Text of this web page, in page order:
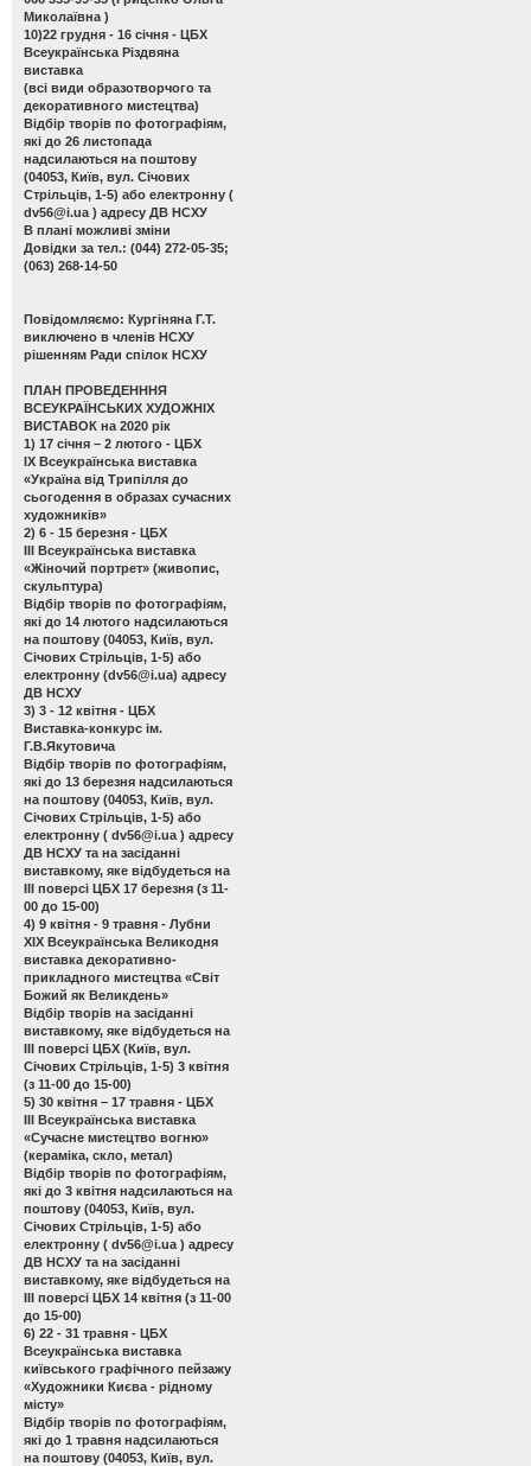
Миколаївна )
10)22 грудня - 16 січня - ЦБХ
Всеукраїнська Різдвяна
виставка
(всі види образотворчого та
декоративного мистецтва)
Відбір творів по фотографіям,
які до 26 листопада
надсилаються на поштову
(04053, Київ, вул. Січових
Стрільців, 1-5) або електронну (
dv56@i.ua ) адресу ДВ НСХУ
В плані можливі зміни
Довідки за тел.: (044) 272-05-35;
(063) 268-14-50
Повідомляємо: Кургіняна Г.Т.
виключено в членів НСХУ
рішенням Ради спілок НСХУ
ПЛАН ПРОВЕДЕНННЯ
ВСЕУКРАЇНСЬКИХ ХУДОЖНІХ
ВИСТАВОК на 2020 рік
1) 17 січня – 2 лютого - ЦБХ
ІХ Всеукраїнська виставка
«Україна від Трипілля до
сьогодення в образах сучасних
художників»
2) 6 - 15 березня - ЦБХ
ІІІ Всеукраїнська виставка
«Жіночий портрет» (живопис,
скульптура)
Відбір творів по фотографіям,
які до 14 лютого надсилаються
на поштову (04053, Київ, вул.
Січових Стрільців, 1-5) або
електронну (dv56@i.ua) адресу
ДВ НСХУ
3) 3 - 12 квітня - ЦБХ
Виставка-конкурс ім.
Г.В.Якутовича
Відбір творів по фотографіям,
які до 13 березня надсилаються
на поштову (04053, Київ, вул.
Січових Стрільців, 1-5) або
електронну ( dv56@i.ua ) адресу
ДВ НСХУ та на засіданні
виставкому, яке відбудеться на
ІІІ поверсі ЦБХ 17 березня (з 11-
00 до 15-00)
4) 9 квітня - 9 травня - Лубни
ХІХ Всеукраїнська Великодня
виставка декоративно-
прикладного мистецтва «Світ
Божий як Великдень»
Відбір творів на засіданні
виставкому, яке відбудеться на
ІІІ поверсі ЦБХ (Київ, вул.
Січових Стрільців, 1-5) 3 квітня
(з 11-00 до 15-00)
5) 30 квітня – 17 травня - ЦБХ
ІІІ Всеукраїнська виставка
«Сучасне мистецтво вогню»
(кераміка, скло, метал)
Відбір творів по фотографіям,
які до 3 квітня надсилаються на
поштову (04053, Київ, вул.
Січових Стрільців, 1-5) або
електронну ( dv56@i.ua ) адресу
ДВ НСХУ та на засіданні
виставкому, яке відбудеться на
ІІІ поверсі ЦБХ 14 квітня (з 11-00
до 15-00)
6) 22 - 31 травня - ЦБХ
Всеукраїнська виставка
київського графічного пейзажу
«Художники Києва - рідному
місту»
Відбір творів по фотографіям,
які до 1 травня надсилаються
на поштову (04053, Київ, вул.